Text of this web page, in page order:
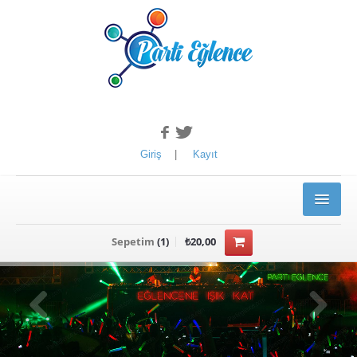
Giriş Kayıt
ÜRÜNLER
YILBAŞI ÜRÜNLERİ
Kotyon Set
Sepetim (1) ₺20,00